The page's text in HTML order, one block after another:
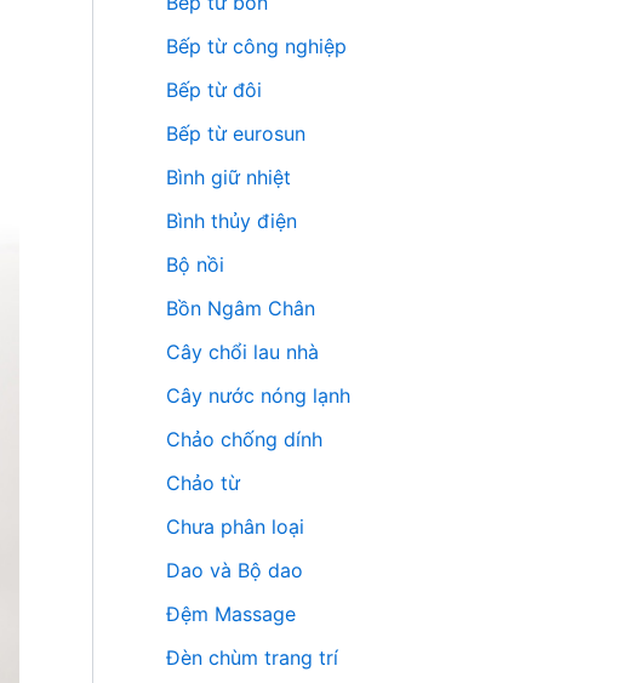
Bếp từ công nghiệp
Bếp từ đôi
Bếp từ eurosun
Bình giữ nhiệt
Bình thủy điện
Bộ nồi
Bồn Ngâm Chân
Cây chổi lau nhà
Cây nước nóng lạnh
Chảo chống dính
Chảo từ
Chưa phân loại
Dao và Bộ dao
Đệm Massage
Đèn chùm trang trí